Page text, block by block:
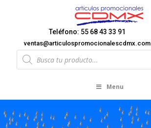
Teléfono: 55 68 43 33 91
ventas@articulospromocionalescdmx.com
Products
search
Menu